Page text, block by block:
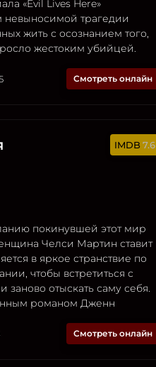
«Evil Lives Here»
невыносимой трагедии
жить с осознанием того,
жестоким убийцей.
Смотреть онлайн
7.6
покинувшей этот мир
Челси Мартин ставит
в яркое странствие по
чтобы встретиться с
отыскать саму себя.
романом Дженн
Смотреть онлайн